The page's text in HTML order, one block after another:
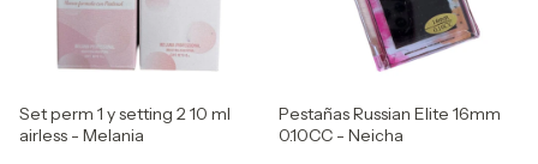
Set perm 1 y setting 2 10 ml
airless - Melania
Pestañas Russian Elite 16mm
0.10CC - Neicha